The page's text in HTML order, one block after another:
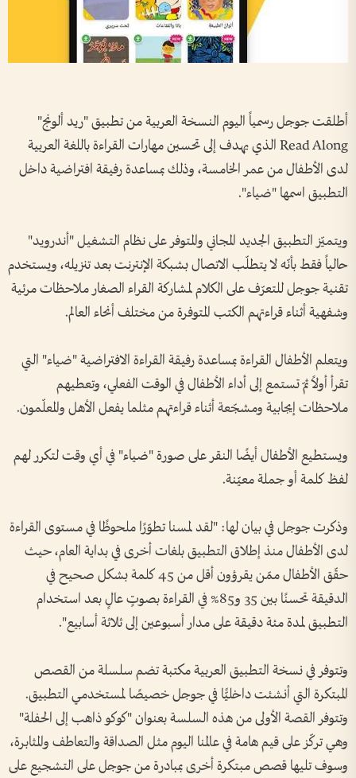
أطلقت جوجل رسمياً اليوم النسخة العربية من تطبيق "ريد ألونج"
Read Along الذي يهدف إلى تحسين مهارات القراءة باللغة العربية
لدى الأطفال من عمر الخامسة، وذلك بمساعدة رفيقة افتراضية داخل
التطبيق اسمها "ضياء".
ويتميّز التطبيق الجديد المجاني والمتوفر على نظام التشغيل "أندرويد"
حالياً فقط بأنّه لا يتطلّب الاتصال بشبكة الإنترنت بعد تنزيله، ويستخدم
تقنية جوجل للتعرّف على الكلام لمشاركة القراء الصغار ملاحظات مرئية
وشفهية أثناء قراءتهم الكتب المتوفرة من مختلف أنحاء العالم.
ويتعلم الأطفال القراءة بمساعدة رفيقة القراءة الافتراضية "ضياء" التي
تقرأ أولاً ثمّ تستمع إلى أداء الأطفال في الوقت الفعلي، وتعطيهم
ملاحظات إيجابية ومشجّعة أثناء قراءتهم مثلما يفعل الأهل والمعلّمون.
ويستطيع الأطفال أيضًا النقر على صورة "ضياء" في أي وقت لتكرر لهم
لفظ كلمة أو جملة معيّنة.
وذكرت جوجل في بيان لها: "لقد لمسنا تطوّرًا ملحوظًا في مستوى القراءة
لدى الأطفال منذ إطلاق التطبيق بلغات أخرى في بداية العام، حيث
حقّق الأطفال ممّن يقرؤون أقل من 45 كلمة بشكل صحيح في
الدقيقة تحسنًا بين 35 و85% في القراءة بصوتٍ عالٍ بعد استخدام
التطبيق لمدة مئة دقيقة على مدار أسبوعين إلى ثلاثة أسابيع".
وتتوفر في نسخة التطبيق العربية مكتبة تضم سلسلة من القصص
المبتكرة التي أنشئت داخليًّا في جوجل خصيصًا لمستخدمي التطبيق.
وتتوفر القصة الأولى من هذه السلسة بعنوان "كوكو ذاهب إلى الحفلة"
وهي تركّز على قيم هامة في عالمنا اليوم مثل الصداقة والتعاطف والمثابرة،
وسوف تليها قصص مبتكرة أخرى بمبادرة من جوجل على التشجيع على